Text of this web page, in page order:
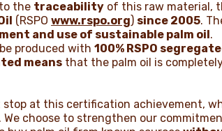
the traceability of this raw material,
(RSPOwww.rspo.org) since 2005.
and use of sustainable palm oil.
produced with100% RSPO
means that the palm oil is
stop at this certification achievement,
We choose to strengthen our